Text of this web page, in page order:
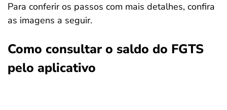
Para conferir os passos com mais detalhes, confira
as imagens a seguir.
Como consultar o saldo do FGTS
pelo aplicativo